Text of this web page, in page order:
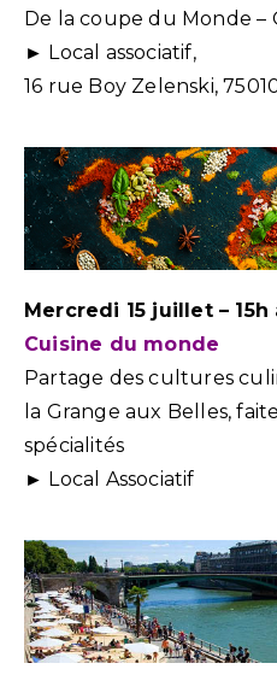
De la coupe du Monde –
► Local associatif,
16 rue Boy Zelenski,
Mercredi 15 juillet – 15h
Cuisine du monde
Partage des cultures
la Grange aux Belles,
spécialités
► Local Associatif